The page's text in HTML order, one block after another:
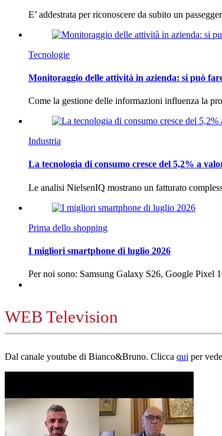
E’ addestrata per riconoscere da subito un
Tecnologie
Monitoraggio delle attività in azienda: si può
Come la gestione delle informazioni influenza la
Industria
La tecnologia di consumo cresce del 5,2% a
Le analisi NielsenIQ mostrano un fatturato
Prima dello shopping
I migliori smartphone di luglio 2026
Per noi sono: Samsung Galaxy S26, Google
WEB Television
Dal canale youtube di Bianco&Bruno. Clicca qui per